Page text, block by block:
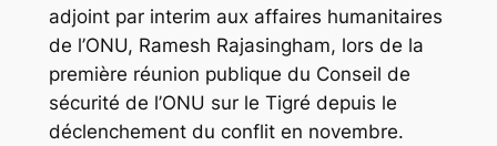
adjoint par interim aux affaires humanitaires
de l’ONU, Ramesh Rajasingham, lors de la
première réunion publique du Conseil de
sécurité de l’ONU sur le Tigré depuis le
déclenchement du conflit en novembre.